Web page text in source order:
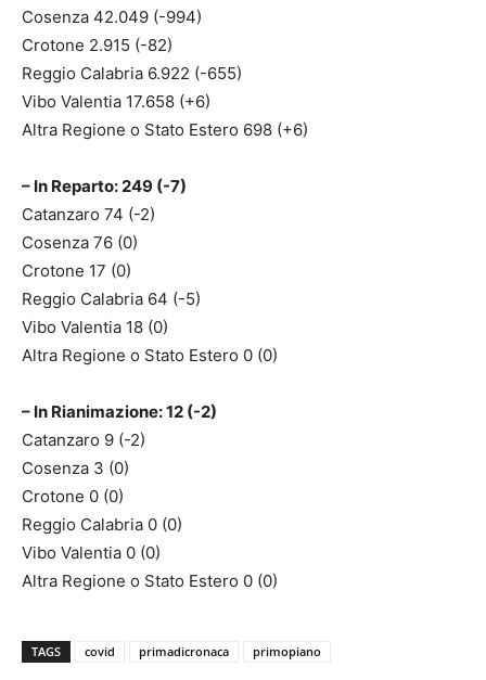
Cosenza 42.049 (-994)
Crotone 2.915 (-82)
Reggio Calabria 6.922 (-655)
Vibo Valentia 17.658 (+6)
Altra Regione o Stato Estero 698 (+6)
– In Reparto: 249 (-7)
Catanzaro 74 (-2)
Cosenza 76 (0)
Crotone 17 (0)
Reggio Calabria 64 (-5)
Vibo Valentia 18 (0)
Altra Regione o Stato Estero 0 (0)
– In Rianimazione: 12 (-2)
Catanzaro 9 (-2)
Cosenza 3 (0)
Crotone 0 (0)
Reggio Calabria 0 (0)
Vibo Valentia 0 (0)
Altra Regione o Stato Estero 0 (0)
TAGS covid primadicronaca primopiano